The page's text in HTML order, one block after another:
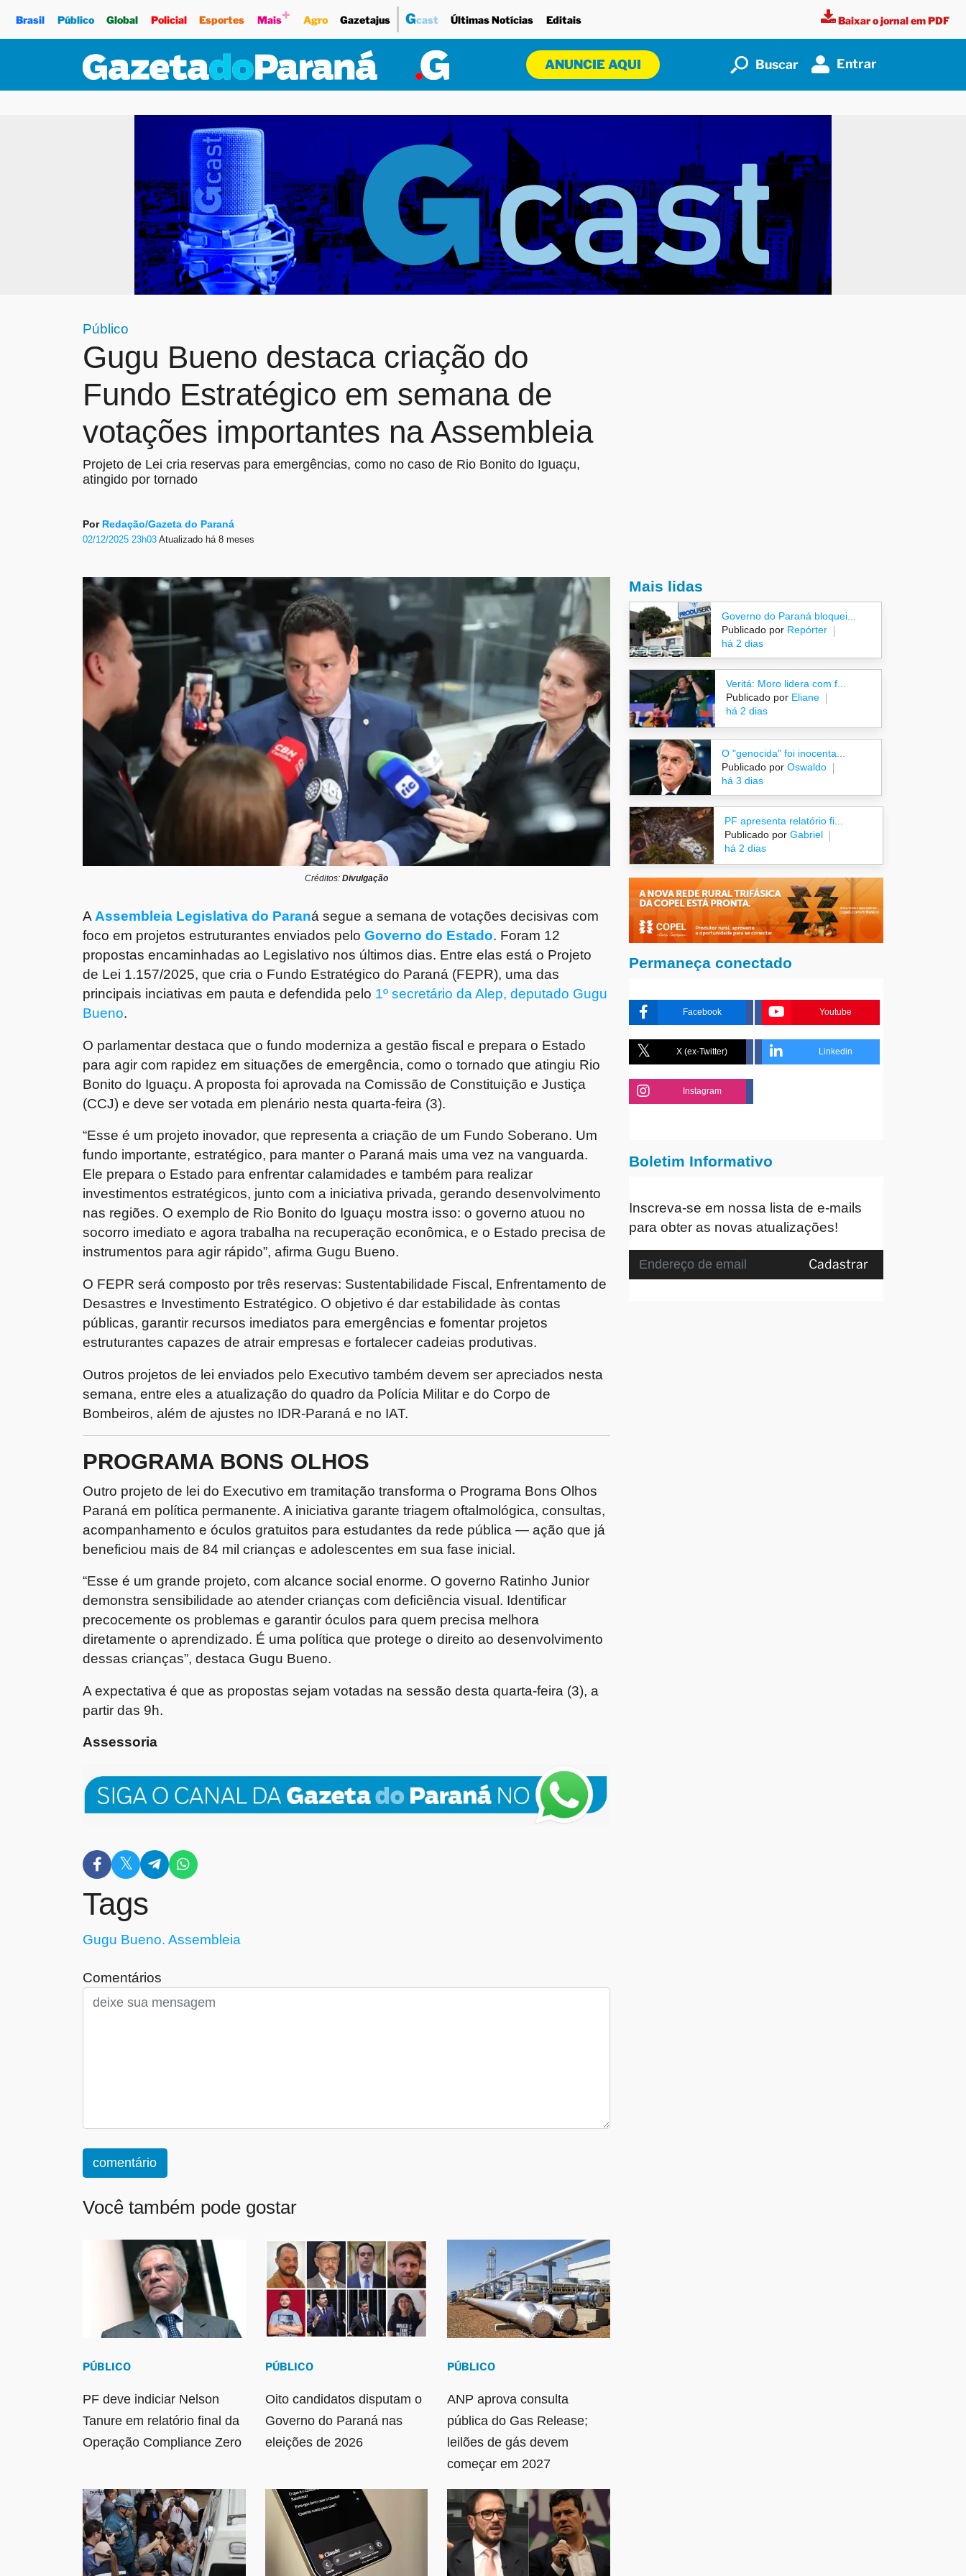
Brasil Público Global Policial Esportes Mais+ Agro Gazetajus Gcast Últimas Notícias Editais Baixar o jornal em PDF
ANUNCIE AQUI Buscar Entrar
Público
Gugu Bueno destaca criação do
Fundo Estratégico em semana de
votações importantes na Assembleia
Projeto de Lei cria reservas para emergências, como no caso de Rio Bonito do Iguaçu,
atingido por tornado
Por Redação/Gazeta do Paraná
02/12/2025 23h03Atualizado há 8 meses
Créditos: Divulgação
A Assembleia Legislativa do Paraná segue a semana de votações decisivas com
foco em projetos estruturantes enviados peloGoverno do Estado. Foram 12
propostas encaminhadas ao Legislativo nos últimos dias. Entre elas está o Projeto
de Lei 1.157/2025, que cria o Fundo Estratégico do Paraná (FEPR), uma das
principais inciativas em pauta e defendida pelo 1º secretário da Alep, deputado Gugu
Bueno.
O parlamentar destaca que o fundo moderniza a gestão fiscal e prepara o Estado
para agir com rapidez em situações de emergência, como o tornado que atingiu Rio
Bonito do Iguaçu. A proposta foi aprovada na Comissão de Constituição e Justiça
(CCJ) e deve ser votada em plenário nesta quarta-feira (3).
“Esse é um projeto inovador, que representa a criação de um Fundo Soberano. Um
fundo importante, estratégico, para manter o Paraná mais uma vez na vanguarda.
Ele prepara o Estado para enfrentar calamidades e também para realizar
investimentos estratégicos, junto com a iniciativa privada, gerando desenvolvimento
nas regiões. O exemplo de Rio Bonito do Iguaçu mostra isso: o governo atuou no
socorro imediato e agora trabalha na recuperação econômica, e o Estado precisa de
instrumentos para agir rápido”, afirma Gugu Bueno.
O FEPR será composto por três reservas: Sustentabilidade Fiscal, Enfrentamento de
Desastres e Investimento Estratégico. O objetivo é dar estabilidade às contas
públicas, garantir recursos imediatos para emergências e fomentar projetos
estruturantes capazes de atrair empresas e fortalecer cadeias produtivas.
Outros projetos de lei enviados pelo Executivo também devem ser apreciados nesta
semana, entre eles a atualização do quadro da Polícia Militar e do Corpo de
Bombeiros, além de ajustes no IDR-Paraná e no IAT.
PROGRAMA BONS OLHOS
Outro projeto de lei do Executivo em tramitação transforma o Programa Bons Olhos
Paraná em política permanente. A iniciativa garante triagem oftalmológica, consultas,
acompanhamento e óculos gratuitos para estudantes da rede pública — ação que já
beneficiou mais de 84 mil crianças e adolescentes em sua fase inicial.
“Esse é um grande projeto, com alcance social enorme. O governo Ratinho Junior
demonstra sensibilidade ao atender crianças com deficiência visual. Identificar
precocemente os problemas e garantir óculos para quem precisa melhora
diretamente o aprendizado. É uma política que protege o direito ao desenvolvimento
dessas crianças”, destaca Gugu Bueno.
A expectativa é que as propostas sejam votadas na sessão desta quarta-feira (3), a
partir das 9h.
Assessoria
Tags
Gugu Bueno. Assembleia
Comentários
comentário
Você também pode gostar
PÚBLICO
PF deve indiciar Nelson
Tanure em relatório final da
Operação Compliance Zero
PÚBLICO
Oito candidatos disputam o
Governo do Paraná nas
eleições de 2026
PÚBLICO
ANP aprova consulta
pública do Gas Release;
leilões de gás devem
começar em 2027
Mais lidas
Governo do Paraná bloquei...
Publicado por Repórter
há 2 dias
Veritá: Moro lidera com f...
Publicado porEliane
há 2 dias
O "genocida" foi inocenta...
Publicado por Oswaldo
há 3 dias
PF apresenta relatório fi...
Publicado por Gabriel
há 2 dias
Permaneça conectado
Facebook Youtube
X (ex-Twitter) Linkedin
Instagram
Boletim Informativo
Inscreva-se em nossa lista de e-mails
para obter as novas atualizações!
Cadastrar